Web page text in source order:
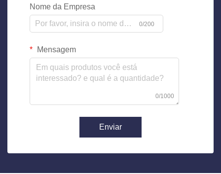
Nome da Empresa
0/200
Mensagem
0/1000
Enviar